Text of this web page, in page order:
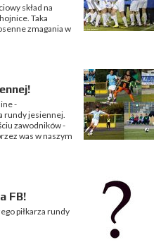
skład na
Taka
zmagania w
-
rundy jesiennej.
zawodników -
was w naszym
FB!
piłkarza rundy